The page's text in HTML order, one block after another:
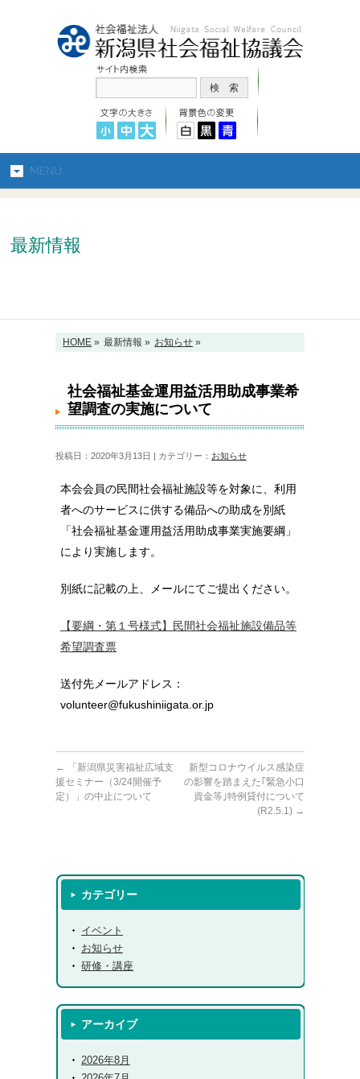
MENU
最新情報
HOME » 最新情報 » お知らせ »
ついて
社会福祉基金運用益活用助成事業希
望調査の実施について
投稿日：2020年3月13日 | カテゴリー： お知らせ
本会会員の民間社会福祉施設等を対象に、利用
者へのサービスに供する備品への助成を別紙
「社会福祉基金運用益活用助成事業実施要綱」
により実施します。
別紙に記載の上、メールにてご提出ください。
【要綱・第１号様式】民間社会福祉施設備品等
希望調査票
送付先メールアドレス：
volunteer@fukushiniigata.or.jp
←
「新潟県災害福祉広域支
援セミナー（3/24開催予
定）」の中止について
新型コロナウイルス感染症
の影響を踏まえた｢緊急小口
資金等｣特例貸付について
(R2.5.1) →
カテゴリー
イベント
お知らせ
研修・講座
アーカイブ
2026年8月